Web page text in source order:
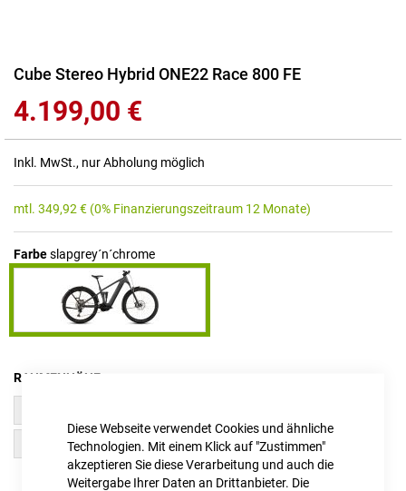
Diese Webseite verwendet Cookies und ähnliche
Technologien. Mit einem Klick auf "Zustimmen"
akzeptieren Sie diese Verarbeitung und auch die
Weitergabe Ihrer Daten an Drittanbieter. Die
Zum
der
Bildgalerie
springen
Cube Stereo Hybrid ONE22 Race 800 FE
4.199,00 €
Inkl. MwSt., nur Abholung möglich
mtl. 349,92 € (0% Finanzierungszeitraum 12 Monate)
Farbeslapgrey´n´chrome
RAHMENHÖHE
XL L